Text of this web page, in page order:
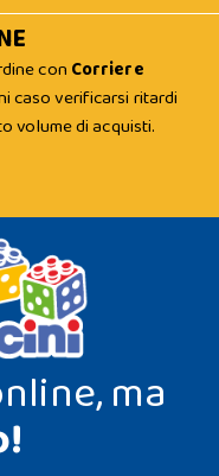
con Corriere
caso verificarsi ritardi
volume di acquisti.
ma